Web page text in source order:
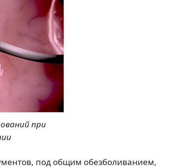
при
под общим обезболиванием,